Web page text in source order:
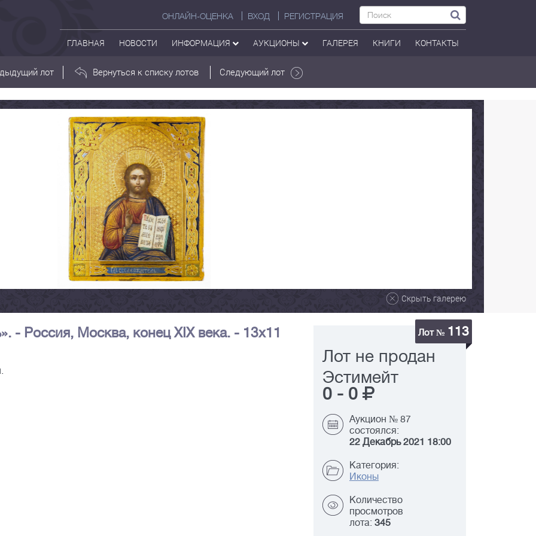
ОНЛАЙН-ОЦЕНКА ВХОД РЕГИСТРАЦИЯ
ГЛАВНАЯ НОВОСТИ ИНФОРМАЦИЯ АУКЦИОНЫ ГАЛЕРЕЯ КНИГИ КОНТАКТЫ
лот Вернуться к списку лотов Следующий лот
Скрыть галерею
- Россия, Москва, конец XIX века. - 13х11 Лот № 113
Лот не продан
Эстимейт
0 - 0
Аукцион № 87
состоялся:
22 Декабрь 2021 18:00
Категория:
Иконы
Количество
просмотров
лота: 345